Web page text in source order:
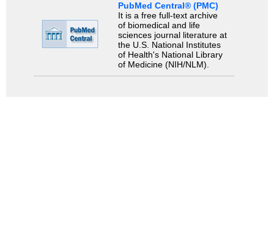
PubMed Central® (PMC)
It is a free full-text archive
of biomedical and life
sciences journal literature at
the U.S. National Institutes
of Health's National Library
of Medicine (NIH/NLM).